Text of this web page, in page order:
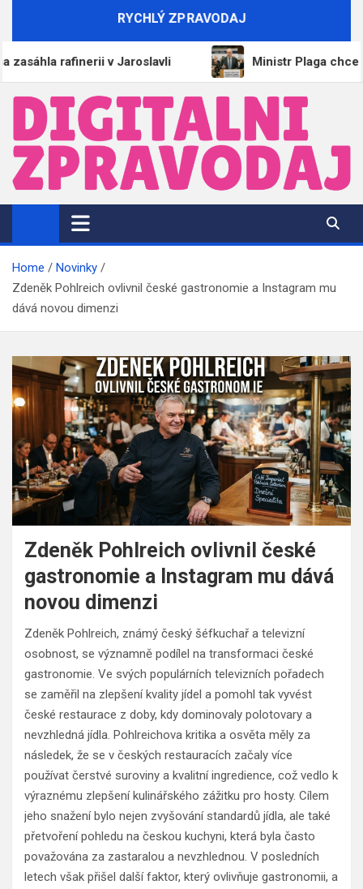
RYCHLÝ ZPRAVODAJ
rafinerii v Jaroslavli Ministr Plaga chce
DigitalniZpravodaj.cz
Zpravodajství | Informace | Tiskové zprávy
Home
Novinky
Zdeněk Pohlreich ovlivnil české gastronomie a Instagram mu
dává novou dimenzi
Zdeněk Pohlreich ovlivnil české
gastronomie a Instagram mu dává
novou dimenzi
Zdeněk Pohlreich, známý český šéfkuchař a televizní
osobnost, se významně podílel na transformaci české
gastronomie. Ve svých populárních televizních pořadech
se zaměřil na zlepšení kvality jídel a pomohl tak vyvést
české restaurace z doby, kdy dominovaly polotovary a
nevzhledná jídla. Pohlreichova kritika a osvěta měly za
následek, že se v českých restauracích začaly více
používat čerstvé suroviny a kvalitní ingredience, což vedlo k
výraznému zlepšení kulinářského zážitku pro hosty. Cílem
jeho snažení bylo nejen zvyšování standardů jídla, ale také
přetvoření pohledu na českou kuchyni, která byla často
považována za zastaralou a nevzhlednou. V posledních
letech však přišel další faktor, který ovlivňuje gastronomii, a